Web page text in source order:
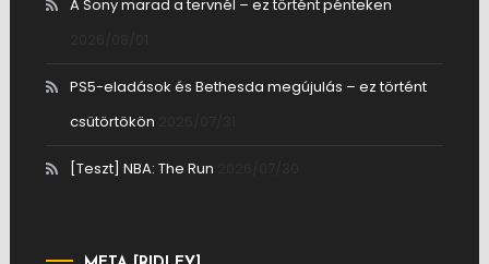
A Sony marad a tervnél – ez történt pénteken
PS5-eladások és Bethesda megújulás – ez történt
csütörtökön
[Teszt] NBA: The Run